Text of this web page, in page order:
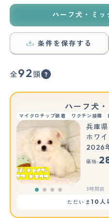
ハーフ犬・ミ
条件を保存する
全92 頭
ハーフ犬
マイクロチップ装着 ワクチン接種
兵庫県
ホワイ
2026
価格:
3時間前
ただいま 10人